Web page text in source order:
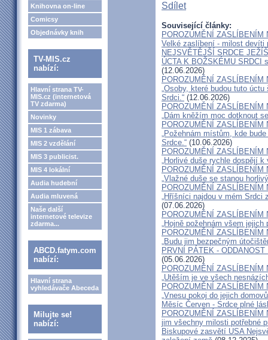
Knihovna on-line
Comicsy
Objednávky knih
TV-MIS.cz
nabízí:
Hlavní strana TV-
MIS.cz (internetová
TV zdarma)
Novinky
MIS 1 zábava
MIS 2 vzdělání
MIS 3 publicist.
MIS 4 lokální
Audia hudební
Audia mluvená
Naše další
internetové televize
zdarma...
ABCD.fatym.com
nabízí:
Hlavní strana
vyhledávače Abeceda
Milujte se!
nabízí:
Sdílet
Související články:
POROZUMĚNÍ
Velké zaslíbení - milost devíti
NEJSVĚTĚJŠÍ SRDCE
ÚCTA K BOŽSKÉMU SRDCI
(12.06.2026)
POROZUMĚNÍ
„Osoby, které budou tuto
Srdci.“ (12.06.2026)
POROZUMĚNÍ
„Dám kněžím moc dotknout
POROZUMĚNÍ
„Požehnám místům, kde
Srdce.“ (10.06.2026)
POROZUMĚNÍ
„Horlivé duše rychle dospějí
POROZUMĚNÍ
„Vlažné duše se stanou
POROZUMĚNÍ
„Hříšníci najdou v mém Srdci
(07.06.2026)
POROZUMĚNÍ
„Hojně požehnám všem jejich
POROZUMĚNÍ
„Budu jim bezpečným
PRVNÍ PÁTEK -
(05.06.2026)
POROZUMĚNÍ
„Utěším je ve všech
POROZUMĚNÍ
„Vnesu pokoj do jejich
Měsíc Červen - Srdce plné
POROZUMĚNÍ ZASLÍBENÍM
jim všechny milosti potřebné
Biskupové zasvětí USA